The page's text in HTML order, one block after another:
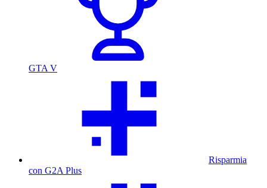
GTA V
Risparmia
con G2A Plus